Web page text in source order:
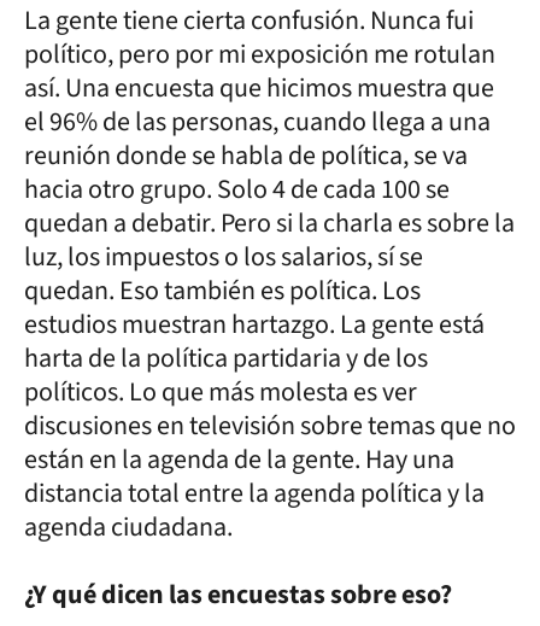
La gente tiene cierta confusión. Nunca fui
político, pero por mi exposición me rotulan
así. Una encuesta que hicimos muestra que
el 96% de las personas, cuando llega a una
reunión donde se habla de política, se va
hacia otro grupo. Solo 4 de cada 100 se
quedan a debatir. Pero si la charla es sobre la
luz, los impuestos o los salarios, sí se
quedan. Eso también es política. Los
estudios muestran hartazgo. La gente está
harta de la política partidaria y de los
políticos. Lo que más molesta es ver
discusiones en televisión sobre temas que no
están en la agenda de la gente. Hay una
distancia total entre la agenda política y la
agenda ciudadana.
¿Y qué dicen las encuestas sobre eso?